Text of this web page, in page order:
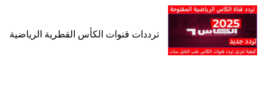
ترددات قنوات الكأس القطرية الرياضية